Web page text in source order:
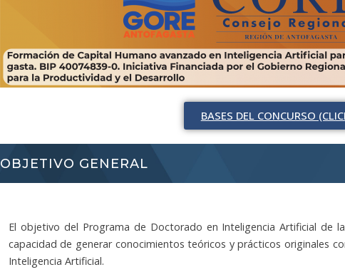
BASES DEL CONCURSO
OBJETIVO GENERAL
El objetivo del Programa de Doctorado en Inteligencia Artificial de
capacidad de generar conocimientos teóricos y prácticos originales
Inteligencia Artificial.